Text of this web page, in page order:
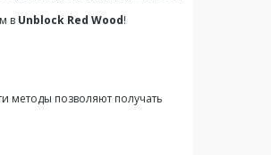
в Unblock Red Wood!
методы позволяют получать